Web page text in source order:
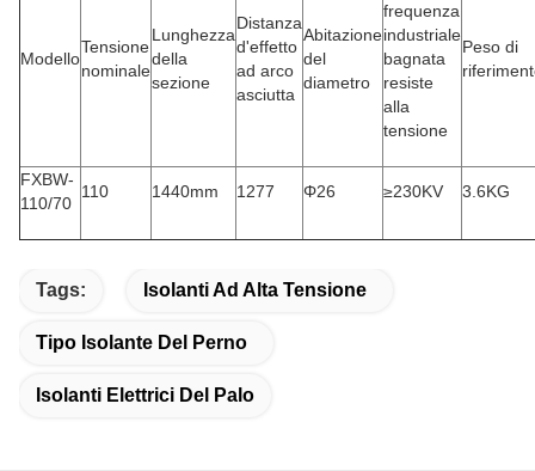
Modello
Tensione
nominale
Lunghezza
della
sezione
Distanza
d'effetto
ad arco
asciutta
Abitazione
del
diametro
frequenza
industriale
bagnata
resiste
alla
tensione
Peso di
FXBW-
110/70
110 1440mm 1277 Φ26 ≥230KV 3.6KG
Tags: Isolanti Ad Alta Tensione
Tipo Isolante Del Perno
Isolanti Elettrici Del Palo